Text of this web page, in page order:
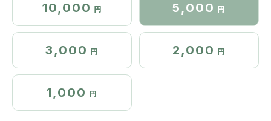
10,000 円 5,000 円
3,000 円 2,000 円
1,000 円